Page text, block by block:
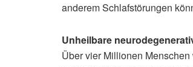
anderem Schlafstörungen
Unheilbare
Über vier Millionen